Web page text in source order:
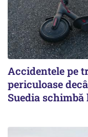
Accidentele pe
periculoase
Suedia schimbă